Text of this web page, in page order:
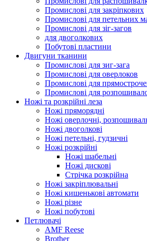
Промислові для закріпкових
Промислові для петельних
Промислові для зіг-загов
для двоголкових
Побутові пластини
Двигуни тканини
Промислові для зиг-зага
Промислові для оверлоков
Промислові для
Промислові для
Ножі та розкрійні леза
Ножі пряморядні
Ножі оверлочні,
Ножі двоголкові
Ножі петельні, гудзичні
Ножі розкрійні
Ножі шабельні
Ножі дискові
Стрічка розкрійна
Ножі закріплювальні
Ножі кишенькові автомати
Ножі різне
Ножі побутові
Петлювачі
AMF Reese
Brother